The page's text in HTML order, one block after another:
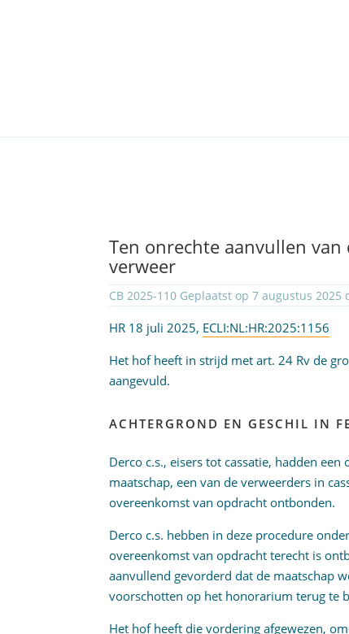
Ten onrechte aanvullen
verweer
CB 2025-110 Geplaatst op 7 augustus 2025
HR 18 juli 2025, ECLI:NL:HR:2025:1156
Het hof heeft in strijd met art. 24 Rv de
aangevuld.
ACHTERGROND EN GESCHIL IN
Derco c.s., eisers tot cassatie, hadden
maatschap, een van de verweerders in
overeenkomst van opdracht ontbonden.
Derco c.s. hebben in deze procedure
overeenkomst van opdracht terecht is
aanvullend gevorderd dat de maatschap
voorschotten op het honorarium terug te
Het hof heeft die vordering afgewezen,